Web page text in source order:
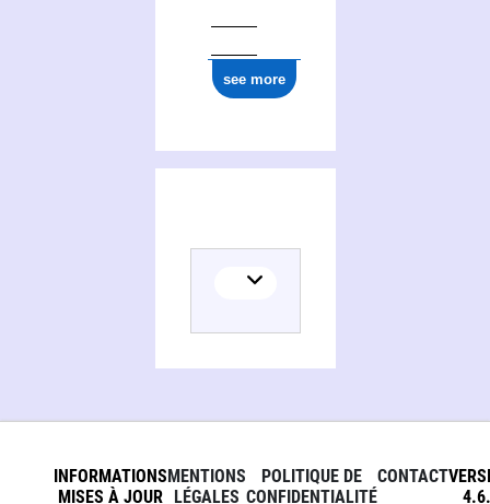
see more
INFORMATIONS
MISES À JOUR
MENTIONS
LÉGALES
POLITIQUE DE
CONFIDENTIALITÉ
CONTACT